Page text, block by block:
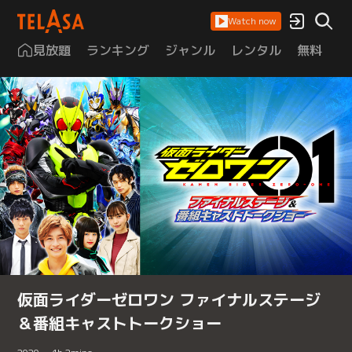
Watch now
見放題 ランキング ジャンル レンタル 無料
仮面ライダーゼロワン ファイナルステージ
＆番組キャストトークショー